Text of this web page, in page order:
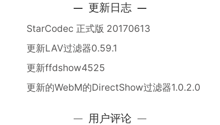
更新日志
StarCodec 正式版 20170613
更新LAV过滤器0.59.1
更新ffdshow4525
更新的WebM的DirectShow过滤器1.0.2.0
用户评论